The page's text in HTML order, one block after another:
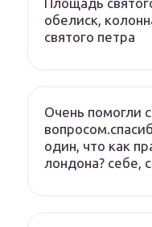
обелиск,
святого петра
Очень помогли
один, что как
лондона? себе,